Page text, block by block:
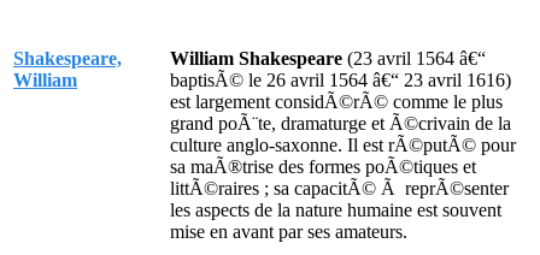
Shakespeare,
William
William Shakespeare (23 avril 1564 â€“
baptisÃ© le 26 avril 1564 â€“ 23 avril 1616)
est largement considÃ©rÃ© comme le plus
grand poÃ¨te, dramaturge et Ã©crivain de la
culture anglo-saxonne. Il est rÃ©putÃ© pour
sa maÃ®trise des formes poÃ©tiques et
littÃ©raires ; sa capacitÃ© Ã reprÃ©senter
les aspects de la nature humaine est souvent
mise en avant par ses amateurs.